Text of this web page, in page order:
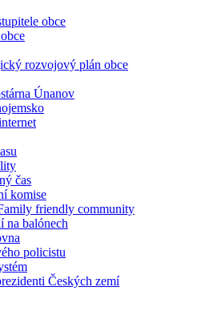
obce
rozvojový plán obce
Únanov
čas
komise
friendly community
na balónech
policistu
Českých zemí